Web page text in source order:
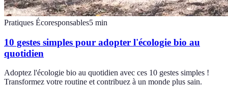
Pratiques Écoresponsables5 min
10 gestes simples pour adopter l'écologie bio au
quotidien
Adoptez l'écologie bio au quotidien avec ces 10 gestes simples !
Transformez votre routine et contribuez à un monde plus sain.